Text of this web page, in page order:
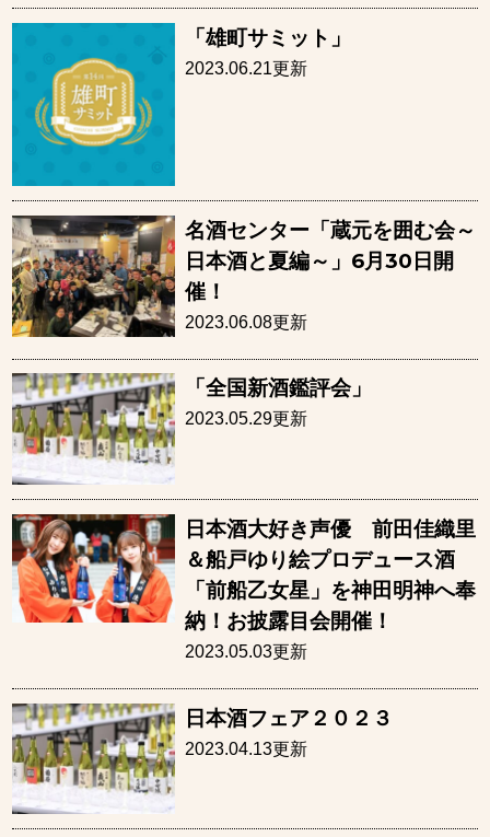
「雄町サミット」
2023.06.21更新
名酒センター「蔵元を囲む会～
日本酒と夏編～」6月30日開
催！
2023.06.08更新
「全国新酒鑑評会」
2023.05.29更新
日本酒大好き声優 前田佳織里
＆船戸ゆり絵プロデュース酒
「前船乙女星」を神田明神へ奉
納！お披露目会開催！
2023.05.03更新
日本酒フェア２０２３
2023.04.13更新